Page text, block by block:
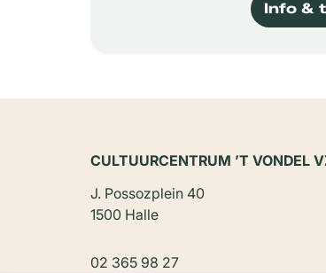
Info &
CULTUURCENTRUM ’T VONDEL
J. Possozplein 40
1500 Halle
02 365 98 27